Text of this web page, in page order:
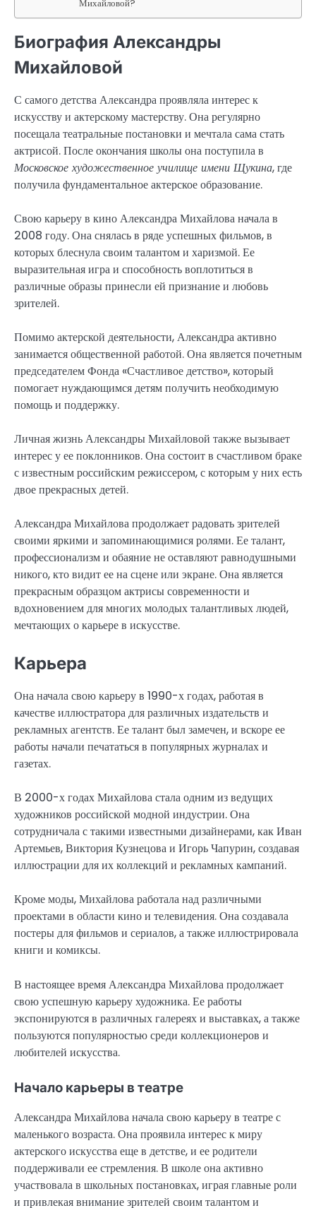
Михайловой?
Биография Александры
Михайловой
С самого детства Александра проявляла интерес к
искусству и актерскому мастерству. Она регулярно
посещала театральные постановки и мечтала сама стать
актрисой. После окончания школы она поступила в
Московское художественное училище имени Щукина, где
получила фундаментальное актерское образование.
Свою карьеру в кино Александра Михайлова начала в
2008 году. Она снялась в ряде успешных фильмов, в
которых блеснула своим талантом и харизмой. Ее
выразительная игра и способность воплотиться в
различные образы принесли ей признание и любовь
зрителей.
Помимо актерской деятельности, Александра активно
занимается общественной работой. Она является почетным
председателем Фонда «Счастливое детство», который
помогает нуждающимся детям получить необходимую
помощь и поддержку.
Личная жизнь Александры Михайловой также вызывает
интерес у ее поклонников. Она состоит в счастливом браке
с известным российским режиссером, с которым у них есть
двое прекрасных детей.
Александра Михайлова продолжает радовать зрителей
своими яркими и запоминающимися ролями. Ее талант,
профессионализм и обаяние не оставляют равнодушными
никого, кто видит ее на сцене или экране. Она является
прекрасным образцом актрисы современности и
вдохновением для многих молодых талантливых людей,
мечтающих о карьере в искусстве.
Карьера
Она начала свою карьеру в 1990-х годах, работая в
качестве иллюстратора для различных издательств и
рекламных агентств. Ее талант был замечен, и вскоре ее
работы начали печататься в популярных журналах и
газетах.
В 2000-х годах Михайлова стала одним из ведущих
художников российской модной индустрии. Она
сотрудничала с такими известными дизайнерами, как Иван
Артемьев, Виктория Кузнецова и Игорь Чапурин, создавая
иллюстрации для их коллекций и рекламных кампаний.
Кроме моды, Михайлова работала над различными
проектами в области кино и телевидения. Она создавала
постеры для фильмов и сериалов, а также иллюстрировала
книги и комиксы.
В настоящее время Александра Михайлова продолжает
свою успешную карьеру художника. Ее работы
экспонируются в различных галереях и выставках, а также
пользуются популярностью среди коллекционеров и
любителей искусства.
Начало карьеры в театре
Александра Михайлова начала свою карьеру в театре с
маленького возраста. Она проявила интерес к миру
актерского искусства еще в детстве, и ее родители
поддерживали ее стремления. В школе она активно
участвовала в школьных постановках, играя главные роли
и привлекая внимание зрителей своим талантом и